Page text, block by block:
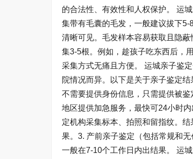
的合法性、有效性和人权保护。 运
集带有毛囊的毛发，一般建议拔下
清晰可见。毛发样本容易获取且隐
集3-5根。例如，趁孩子吃东西后，
采集方式无痛且方便。 运城亲子鉴
院情况而异。以下是关于亲子鉴定
不需要提供身份信息，只需提供被
地区提供加急服务，最快可24小时
定机构采集标本、拍照和留指纹。
果。3. 产前亲子鉴定（包括常规和
一般在7-10个工作日内出结果。 运